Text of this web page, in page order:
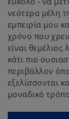
νεότερα μέλη
εμπειρία μου
χρόνο που
είναι θεμέλιος
κάτι πιο
περιβάλλον
εξελίσσονται
μοναδικό